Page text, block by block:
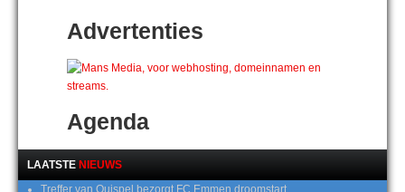
Advertenties
Agenda
LAATSTE NIEUWS
Treffer van Quispel bezorgt FC Emmen droomstart